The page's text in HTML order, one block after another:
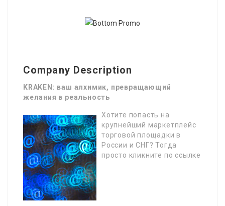
Company Description
KRAKEN: ваш алхимик, превращающий
желания в реальность
Хотите попасть на
крупнейший маркетплейс
торговой площадки в
России и СНГ? Тогда
просто кликните по ссылке